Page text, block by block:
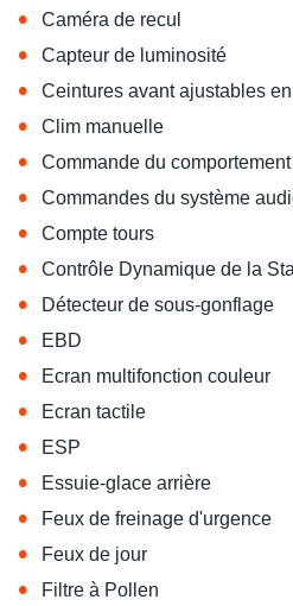
• Caméra de recul
• Capteur de luminosité
• Ceintures avant ajustables
• Clim manuelle
• Commande du
• Commandes du système
• Compte tours
• Contrôle Dynamique de la
• Détecteur de sous-gonflage
• EBD
• Ecran multifonction couleur
• Ecran tactile
• ESP
• Essuie-glace arrière
• Feux de freinage d'urgence
• Feux de jour
• Filtre à Pollen